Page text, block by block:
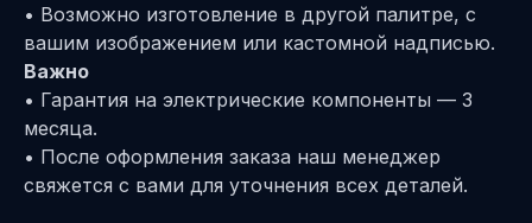
• Возможно изготовление в другой палитре, с
вашим изображением или кастомной надписью.
Важно
• Гарантия на электрические компоненты — 3
месяца.
• После оформления заказа наш менеджер
свяжется с вами для уточнения всех деталей.